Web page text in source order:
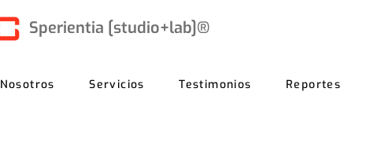
Sperientia [studio+lab]®
Nosotros Servicios Testimonios Reportes